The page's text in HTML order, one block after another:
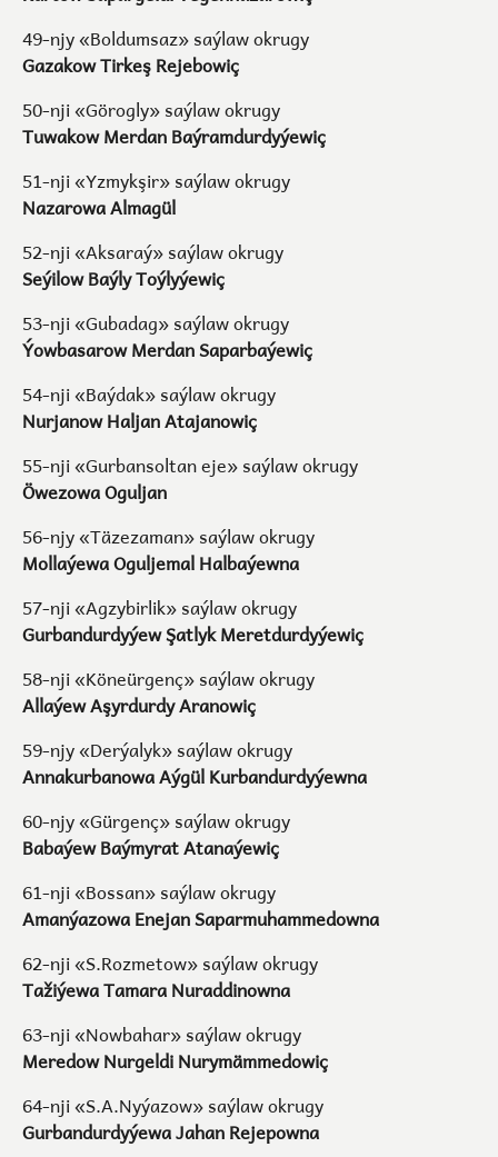
49-njy «Boldumsaz» saýlaw okrugy
Gazakow Tirkeş Rejebowiç
50-nji «Görogly» saýlaw okrugy
Tuwakow Merdan Baýramdurdyýewiç
51-nji «Yzmykşir» saýlaw okrugy
Nazarowa Almagül
52-nji «Aksaraý» saýlaw okrugy
Seýilow Baýly Toýlyýewiç
53-nji «Gubadag» saýlaw okrugy
Ýowbasarow Merdan Saparbaýewiç
54-nji «Baýdak» saýlaw okrugy
Nurjanow Haljan Atajanowiç
55-nji «Gurbansoltan eje» saýlaw okrugy
Öwezowa Oguljan
56-njy «Täzezaman» saýlaw okrugy
Mollaýewa Oguljemal Halbaýewna
57-nji «Agzybirlik» saýlaw okrugy
Gurbandurdyýew Şatlyk Meretdurdyýewiç
58-nji «Köneürgenç» saýlaw okrugy
Allaýew Aşyrdurdy Aranowiç
59-njy «Derýalyk» saýlaw okrugy
Annakurbanowa Aýgül Kurbandurdyýewna
60-njy «Gürgenç» saýlaw okrugy
Babaýew Baýmyrat Atanaýewiç
61-nji «Bossan» saýlaw okrugy
Amanýazowa Enejan Saparmuhammedowna
62-nji «S.Rozmetow» saýlaw okrugy
Tažiýewa Tamara Nuraddinowna
63-nji «Nowbahar» saýlaw okrugy
Meredow Nurgeldi Nurymämmedowiç
64-nji «S.A.Nyýazow» saýlaw okrugy
Gurbandurdyýewa Jahan Rejepowna